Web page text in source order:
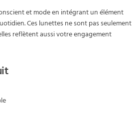
et mode en intégrant un élément
Ces lunettes ne sont pas seulement
reflètent aussi votre engagement